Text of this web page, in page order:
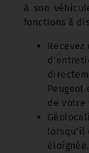
à son
fonctions à
de
lorsqu'il
éloignée.